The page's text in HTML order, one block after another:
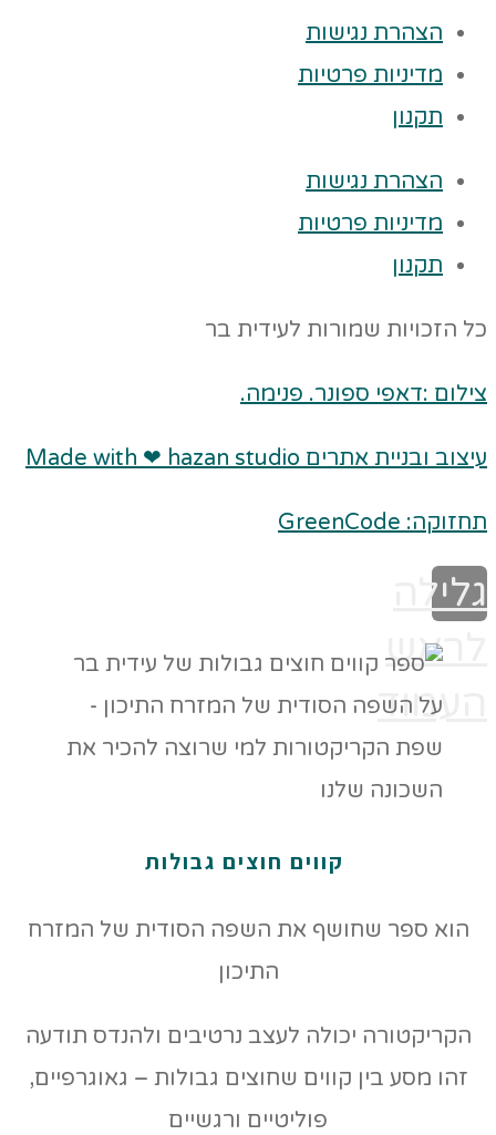
הצהרת נגישות
מדיניות פרטיות
תקנון
הצהרת נגישות
מדיניות פרטיות
תקנון
כל הזכויות שמורות לעידית בר
צילום :דאפי ספונר. פנימה.
עיצוב ובניית אתרים Made with ❤ hazan studio
תחזוקה: GreenCode
גלילה
לראש
העמוד
קווים חוצים גבולות
הוא ספר שחושף את השפה הסודית של המזרח
התיכון
הקריקטורה יכולה לעצב נרטיבים ולהנדס תודעה
זהו מסע בין קווים שחוצים גבולות – גאוגרפיים,
פוליטיים ורגשיים